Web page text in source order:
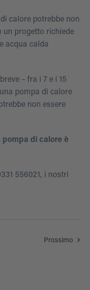
calore potrebbe non
un progetto richiede
acqua calda
– fra i 7 e i 15
pompa di calore
non essere
pompa di calore è
556021, i nostri
Prossimo